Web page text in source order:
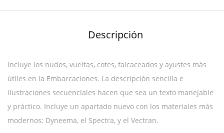
Descripción
Incluye los nudos, vueltas, cotes, falcaceados y ayustes más
útiles en la Embarcaciones. La descripción sencilla e
ilustraciones secuenciales hacen que sea un texto manejable
y práctico. Incluye un apartado nuevo con los materiales más
modernos: Dyneema, el Spectra, y el Vectran.